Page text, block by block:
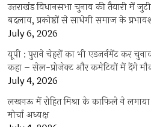
उत्तराखंंड विधानसभा चुनाव की तैयारी में
बदलाव, प्रकोष्ठों से साधेगी समाज के
July 6, 2026
यूपी : पुराने चेहरों का भी एडजर्नमेंट कर
कहा – सेल-प्रोजेक्ट और कमेटियों में देंगे
July 4, 2026
लखनऊ में रोहित मिश्रा के काफिले ने
मोर्चा अध्यक्ष